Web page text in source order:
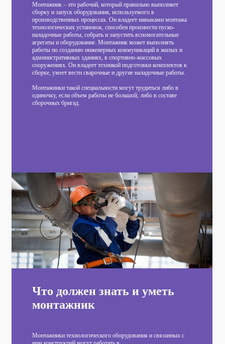
Монтажник – это рабочий, который правильно выполняет
сборку и запуск оборудования, используемого в
производственных процессах. Он владеет навыками монтажа
технологических установок, способен произвести пуско-
наладочные работы, собрать и запустить вспомогательные
агрегаты и оборудование. Монтажник может выполнять
работы по созданию инженерных коммуникаций в жилых и
административных зданиях, в спортивно-массовых
сооружениях. Он владеет техникой подготовки комплектов к
сборке, умеет вести сварочные и другие наладочные работы.
Монтажники такой специальности могут трудиться либо в
одиночку, если объем работы не большой, либо в составе
сборочных бригад.
Что должен знать и уметь
монтажник
Монтажники технологического оборудования и связанных с